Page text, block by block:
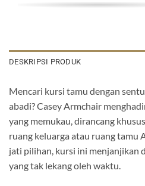
DESKRIPSI PRODUK
Mencari kursi tamu dengan
abadi? Casey Armchair
yang memukau, dirancang
ruang keluarga atau ruang tamu
jati pilihan, kursi ini menjanjikan
yang tak lekang oleh waktu.